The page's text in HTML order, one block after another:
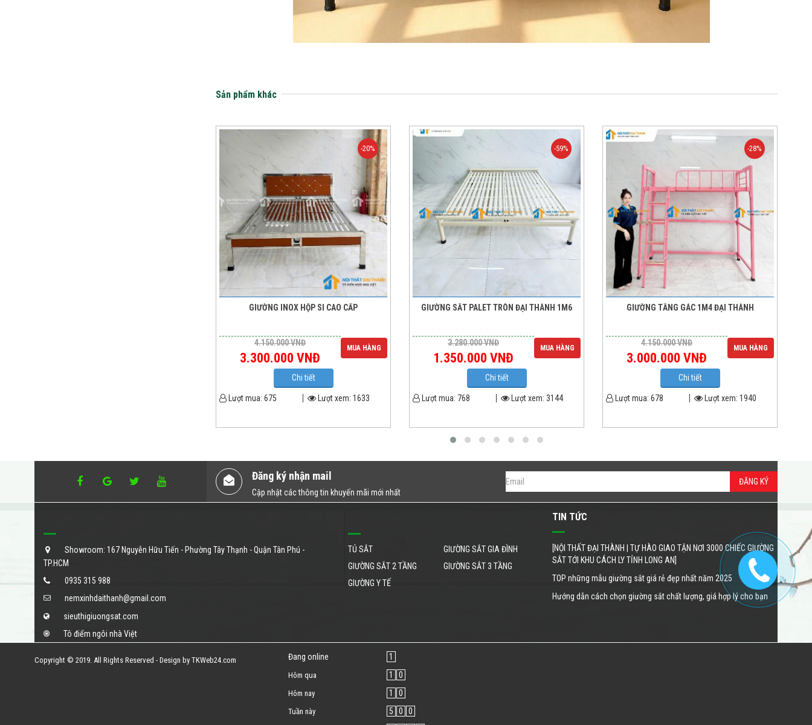
Sản phẩm khác
-20%
GIƯỜNG INOX HỘP SI CAO CẤP
4.150.000VNĐ
3.300.000 VNĐ
MUA HÀNG
Chi tiết
Lượt mua: 675 Lượt xem: 1633
-59%
GIƯỜNG SẮT PALET TRÒN ĐẠI THÀNH 1M6
3.280.000VNĐ
1.350.000 VNĐ
MUA HÀNG
Chi tiết
Lượt mua: 768 Lượt xem: 3144
-28%
GIƯỜNG TẦNG GÁC 1M4 ĐẠI THÀNH
4.150.000VNĐ
3.000.000 VNĐ
MUA HÀNG
Chi tiết
Lượt mua: 678 Lượt xem: 1940
Đăng ký nhận mail
Cập nhật các thông tin khuyến mãi mới nhất
ĐĂNG KÝ
Showroom: 167 Nguyễn Hữu Tiến - Phường Tây Thạnh - Quận Tân Phú -
TP.HCM
0935 315 988
nemxinhdaithanh@gmail.com
sieuthigiuongsat.com
Tô điểm ngôi nhà Việt
TỦ SẮT
GIƯỜNG SẮT GIA ĐÌNH
GIƯỜNG SẮT 2 TẦNG
GIƯỜNG SẮT 3 TẦNG
GIƯỜNG Y TẾ
TIN TỨC
[NỘI THẤT ĐẠI THÀNH | TỰ HÀO GIAO TẬN NƠI 3000 CHIẾC GIƯỜNG
SẮT TỚI KHU CÁCH LY TỈNH LONG AN]
TOP những mẫu giường sắt giá rẻ đẹp nhất năm 2025
Hướng dẫn cách chọn giường sắt chất lượng, giá hợp lý cho bạn
Copyright © 2019. All Rights Reserved - Design by TKWeb24.com Đang online 1
Hôm qua 1 0
Hôm nay 1 0
Tuần này 5 0 0